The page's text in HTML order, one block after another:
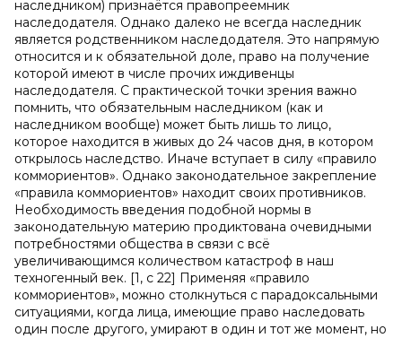
наследником) признаётся правопреемник
наследодателя. Однако далеко не всегда наследник
является родственником наследодателя. Это напрямую
относится и к обязательной доле, право на получение
которой имеют в числе прочих иждивенцы
наследодателя. С практической точки зрения важно
помнить, что обязательным наследником (как и
наследником вообще) может быть лишь то лицо,
которое находится в живых до 24 часов дня, в котором
открылось наследство. Иначе вступает в силу «правило
коммориентов». Однако законодательное закрепление
«правила коммориентов» находит своих противников.
Необходимость введения подобной нормы в
законодательную материю продиктована очевидными
потребностями общества в связи с всё
увеличивающимся количеством катастроф в наш
техногенный век. [1, с 22] Применяя «правило
коммориентов», можно столкнуться с парадоксальными
ситуациями, когда лица, имеющие право наследовать
один после другого, умирают в один и тот же момент, но